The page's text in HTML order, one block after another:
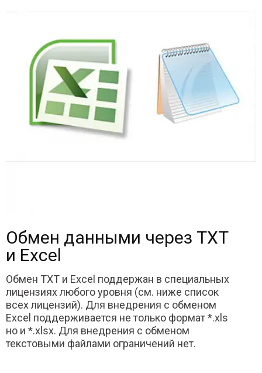
Обмен данными через TXT
и Excel
Обмен TXT и Excel поддержан в специальных
лицензиях любого уровня (см. ниже список
всех лицензий). Для внедрения с обменом
Excel поддерживается не только формат *.xls
но и *.xlsx. Для внедрения с обменом
текстовыми файлами ограничений нет.